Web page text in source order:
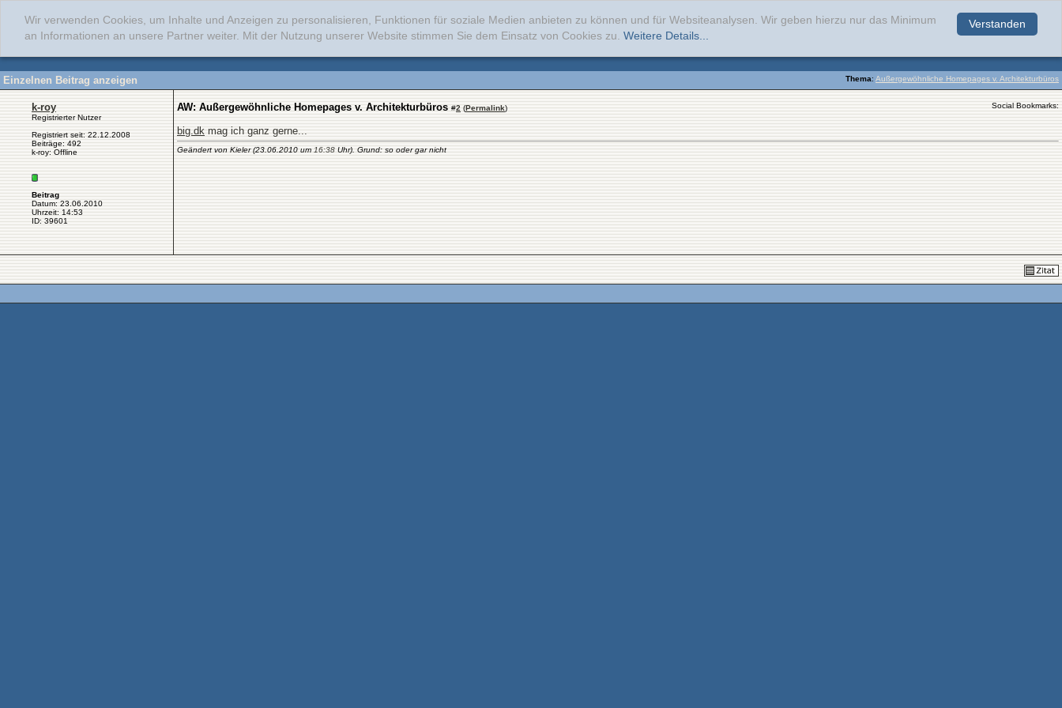
Verstanden
Wir verwenden Cookies, um Inhalte und Anzeigen zu personalisieren, Funktionen für soziale Medien anbieten zu können und für Websiteanalysen. Wir geben hierzu nur das Minimum
an Informationen an unsere Partner weiter. Mit der Nutzung unserer Website stimmen Sie dem Einsatz von Cookies zu. Weitere Details...
Thema: Außergewöhnliche Homepages v. Architekturbüros
Einzelnen Beitrag anzeigen
k-roy
Registrierter Nutzer
Registriert seit: 22.12.2008
Beiträge: 492
k-roy: Offline
Beitrag
Datum: 23.06.2010
Uhrzeit: 14:53
ID: 39601
AW: Außergewöhnliche Homepages v. Architekturbüros #2 (Permalink) Social Bookmarks:
big.dk mag ich ganz gerne...
Geändert von Kieler (23.06.2010 um 16:38 Uhr). Grund: so oder gar nicht